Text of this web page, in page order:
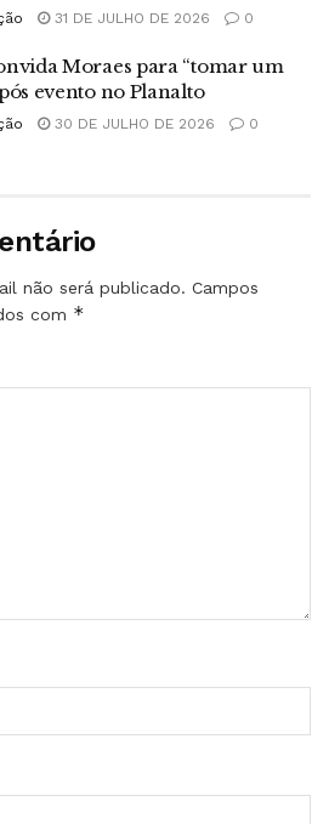
31 DE JULHO DE 2026 0
Moraes para “tomar um
evento no Planalto
30 DE JULHO DE 2026 0
não será publicado. Campos
com *